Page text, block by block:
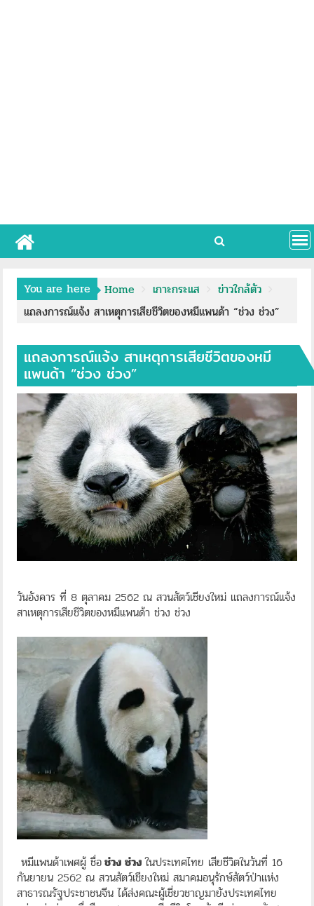
You are here Home เกาะกระแส
ข่าวใกล้ตัว
แถลงการณ์แจ้ง สาเหตุการเสียชีวิตของหมีแพนด้า “ช่วง ช่วง”
แถลงการณ์แจ้ง สาเหตุการเสียชีวิตของหมี
แพนด้า “ช่วง ช่วง”
วันอังคาร ที่ 8 ตุลาคม 2562 ณ สวนสัตว์เชียงใหม่ แถลงการณ์แจ้ง
สาเหตุการเสียชีวิตของหมีแพนด้า ช่วง ช่วง
หมีแพนด้าเพศผู้ ชื่อช่วง ช่วงในประเทศไทย เสียชีวิตในวันที่ 16
กันยายน 2562 ณ สวนสัตว์เชียงใหม่ สมาคมอนุรักษ์สัตว์ป่าแห่ง
สาธารณรัฐประชาชนจีน ได้ส่งคณะผู้เชี่ยวชาญมายังประเทศไทย